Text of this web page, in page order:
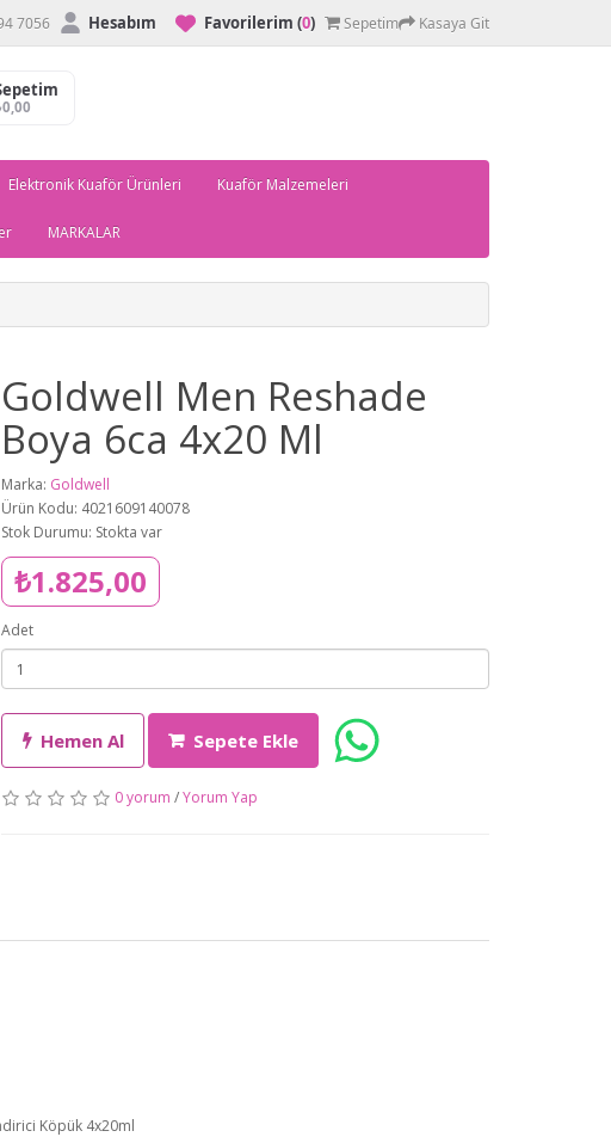
7056 Hesabım Favorilerim (0) Sepetim Kasaya Git
Elektronik Kuaför Ürünleri Kuaför Malzemeleri
MARKALAR
Goldwell Men Reshade
Boya 6ca 4x20 Ml
Marka: Goldwell
Ürün Kodu: 4021609140078
Stok Durumu: Stokta var
₺1.825,00
Adet
Hemen Al Sepete Ekle
0 yorum /Yorum Yap
Köpük 4x20ml